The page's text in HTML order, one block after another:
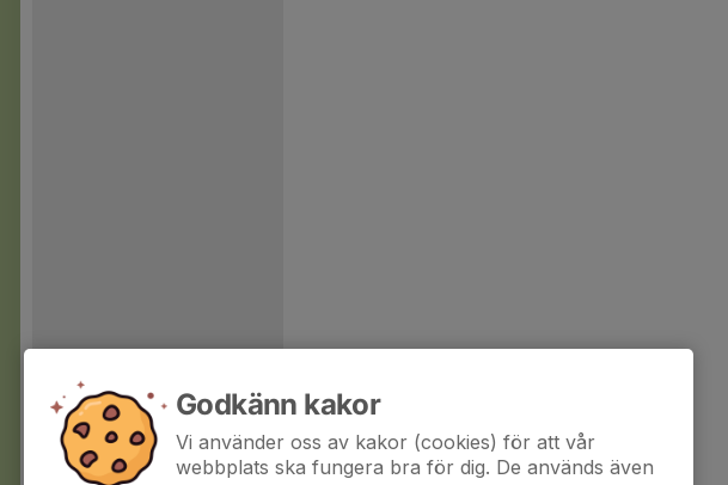
Godkänn kakor
Vi använder oss av kakor (cookies) för att vår
webbplats ska fungera bra för dig. De används även